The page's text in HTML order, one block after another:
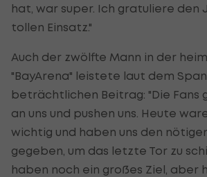
hat, war super. Ich gratuliere den
tollen Einsatz."
Auch der zwölfte Mann in der
"BayArena" leistete laut dem
beträchtlichen Beitrag: "Die Fans
an uns und pushen uns. Heute
wichtig und haben uns den
gegeben, um das letzte Tor zu
haben noch ein großes Ziel, aber